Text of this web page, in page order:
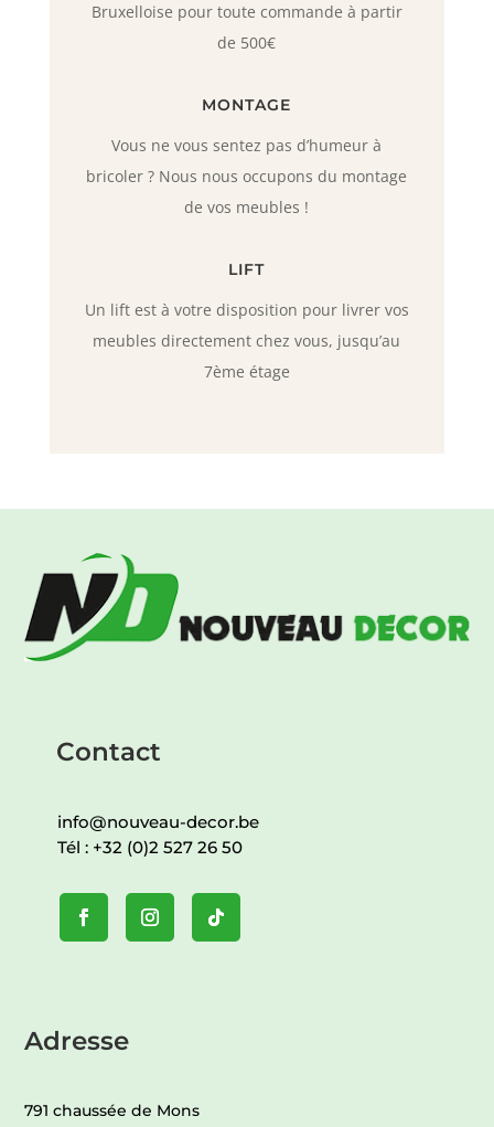
Bruxelloise pour toute commande à partir
de 500€
MONTAGE
Vous ne vous sentez pas d’humeur à
bricoler ? Nous nous occupons du montage
de vos meubles !
LIFT
Un lift est à votre disposition pour livrer vos
meubles directement chez vous, jusqu’au
7ème étage
Contact
info@nouveau-decor.be
Tél : +32 (0)2 527 26 50
Adresse
791 chaussée de Mons